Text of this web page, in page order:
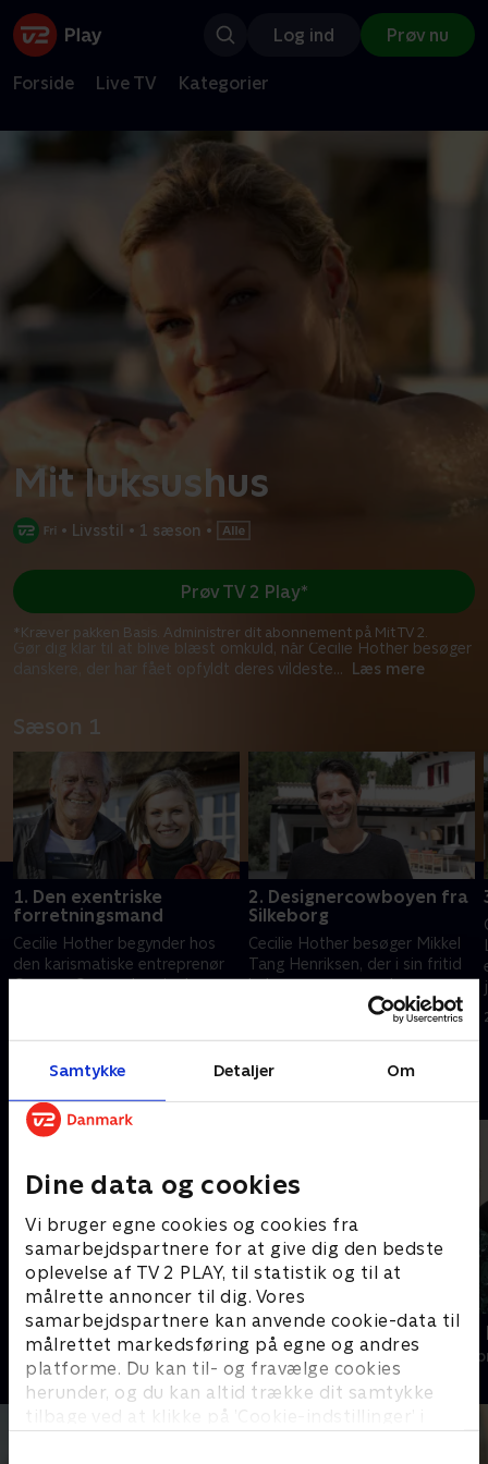
Samtykke Detaljer Om
Dine data og cookies
Vi bruger egne cookies og cookies fra
samarbejdspartnere for at give dig den bedste
oplevelse af TV 2 PLAY, til statistik og til at
målrette annoncer til dig. Vores
samarbejdspartnere kan anvende cookie-data til
målrettet markedsføring på egne og andres
platforme. Du kan til- og fravælge cookies
herunder, og du kan altid trække dit samtykke
tilbage ved at klikke på ’Cookie-indstillinger’ i
Log ind Prøv nu
Forside Live TV Kategorier
Mit luksushus
• Livsstil • 1 sæson •
Gør dig klar til at blive blæst omkuld, når Cecilie Hother besøger
danskere, der har fået opfyldt deres vildeste... Læs mere
Prøv TV 2 Play*
*Kræver pakken Basis. Administrer dit abonnement på Mit TV 2.
Sæson 1
1. Den exentriske
forretningsmand
Cecilie Hother begynder hos
den karismatiske entreprenør
Gregers Graae, der ejer huse
2. Designercowboyen fra
Silkeborg
Cecilie Hother besøger Mikkel
Tang Henriksen, der i sin fritid
køber og renoverer huse og
sælger dem videre.
Blændende boliger
Livsstil • 1 sæsoner
Sig det med
Livsstil • 1